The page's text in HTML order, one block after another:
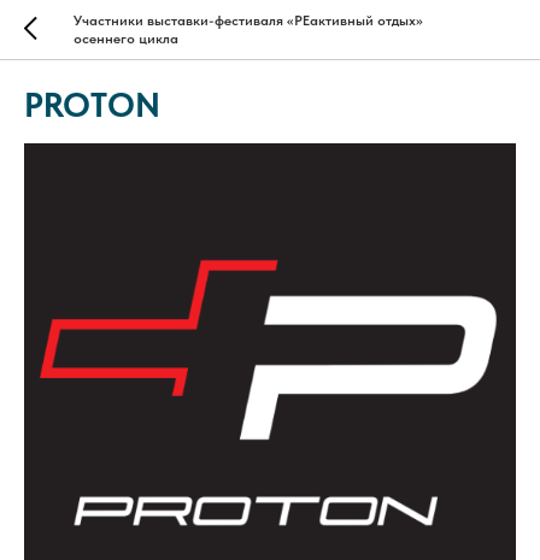
Участники выставки-фестиваля «РЕактивный отдых»
осеннего цикла
PROTON